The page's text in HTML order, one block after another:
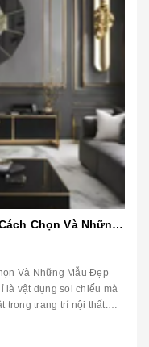
Gương Treo Tường Nghệ Thuật: Cách Chọn Và Những Mẫu Đẹp Nhất 2025
Và Những Mẫu Đẹp
là vật dụng soi chiếu mà
trong trang trí nội thất.